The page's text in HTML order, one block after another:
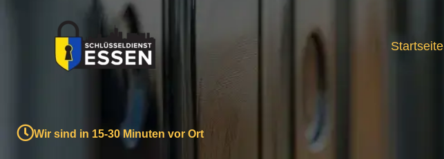
Startseite
Wir sind in 15-30 Minuten vor Ort